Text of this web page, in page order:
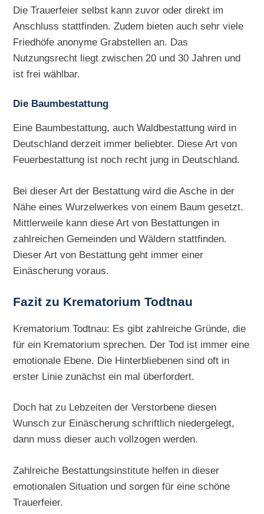
Die Trauerfeier selbst kann zuvor oder direkt im
Anschluss stattfinden. Zudem bieten auch sehr viele
Friedhöfe anonyme Grabstellen an. Das
Nutzungsrecht liegt zwischen 20 und 30 Jahren und
ist frei wählbar.
Die Baumbestattung
Eine Baumbestattung, auch Waldbestattung wird in
Deutschland derzeit immer beliebter. Diese Art von
Feuerbestattung ist noch recht jung in Deutschland.
Bei dieser Art der Bestattung wird die Asche in der
Nähe eines Wurzelwerkes von einem Baum gesetzt.
Mittlerweile kann diese Art von Bestattungen in
zahlreichen Gemeinden und Wäldern stattfinden.
Dieser Art von Bestattung geht immer einer
Einäscherung voraus.
Fazit zu Krematorium Todtnau
Krematorium Todtnau: Es gibt zahlreiche Gründe, die
für ein Krematorium sprechen. Der Tod ist immer eine
emotionale Ebene. Die Hinterbliebenen sind oft in
erster Linie zunächst ein mal überfordert.
Doch hat zu Lebzeiten der Verstorbene diesen
Wunsch zur Einäscherung schriftlich niedergelegt,
dann muss dieser auch vollzogen werden.
Zahlreiche Bestattungsinstitute helfen in dieser
emotionalen Situation und sorgen für eine schöne
Trauerfeier.